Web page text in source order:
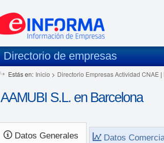
Directorio de empresas
Estás en: Inicio > Directorio Empresas Actividad CNAE |
AAMUBI S.L. en Barcelona
Datos Generales Datos